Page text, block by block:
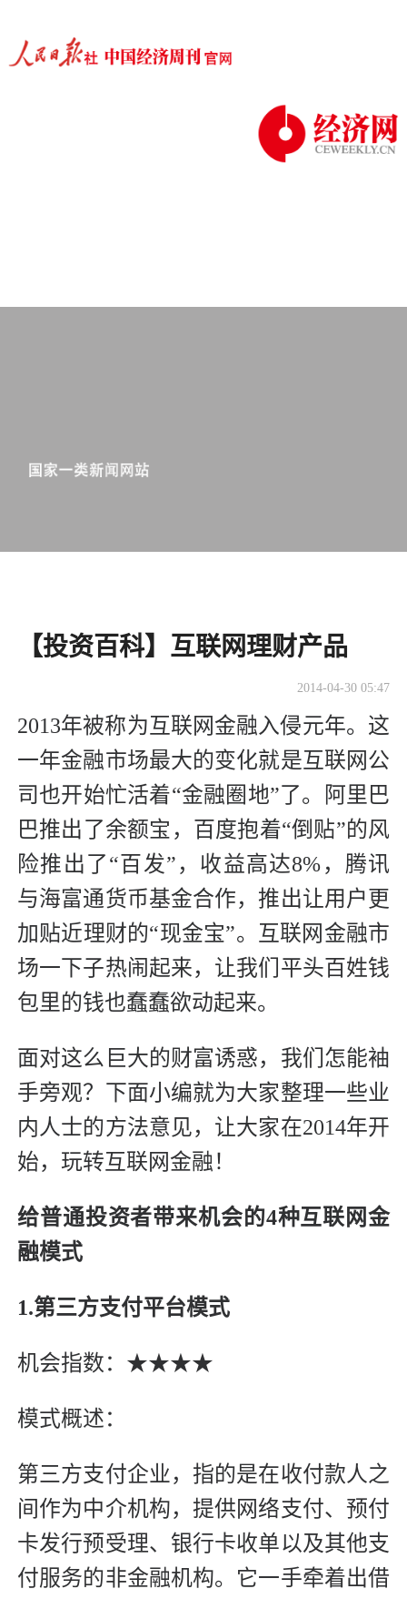
【投资百科】互联网理财产品
2014-04-30 05:47
2013年被称为互联网金融入侵元年。这
一年金融市场最大的变化就是互联网公
司也开始忙活着“金融圈地”了。阿里巴
巴推出了余额宝，百度抱着“倒贴”的风
险推出了“百发”，收益高达8%，腾讯
与海富通货币基金合作，推出让用户更
加贴近理财的“现金宝”。互联网金融市
场一下子热闹起来，让我们平头百姓钱
包里的钱也蠢蠢欲动起来。
面对这么巨大的财富诱惑，我们怎能袖
手旁观？下面小编就为大家整理一些业
内人士的方法意见，让大家在2014年开
始，玩转互联网金融！
给普通投资者带来机会的4种互联网金
融模式
1.第三方支付平台模式
机会指数：★★★★
模式概述：
第三方支付企业，指的是在收付款人之
间作为中介机构，提供网络支付、预付
卡发行预受理、银行卡收单以及其他支
付服务的非金融机构。它一手牵着出借